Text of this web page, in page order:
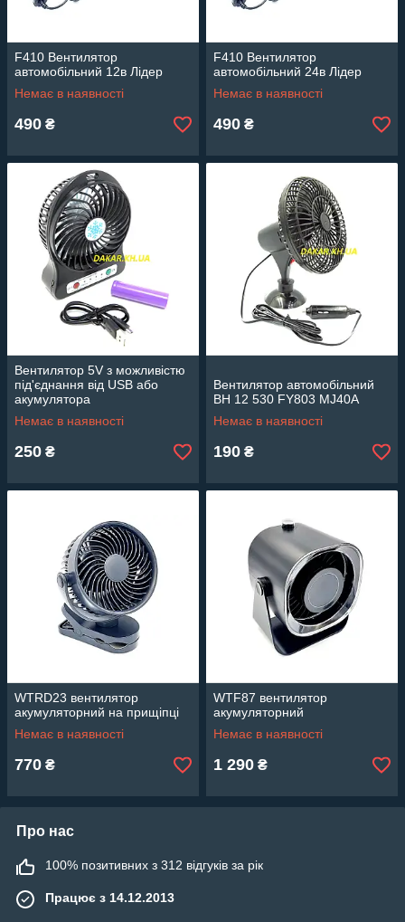
F410 Вентилятор
автомобільний 12в Лідер
Немає в наявності
490 ₴
F410 Вентилятор
автомобільний 24в Лідер
Немає в наявності
490 ₴
Вентилятор 5V з можливістю
під'єднання від USB або
акумулятора
Немає в наявності
250 ₴
Вентилятор автомобільний
ВН 12 530 FY803 MJ40A
Немає в наявності
190 ₴
WTRD23 вентилятор
акумуляторний на прищіпці
Немає в наявності
770 ₴
WTF87 вентилятор
акумуляторний
Немає в наявності
1 290 ₴
Про нас
100% позитивних з 312 відгуків за рік
Працює з 14.12.2013